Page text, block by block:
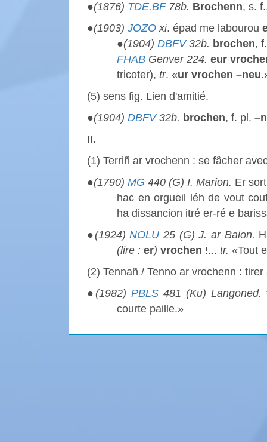
●(1876) TDE.BF78b. Brochenn, s.
●(1903) JOZO xi. épad me labourou
●(1904) DBFV32b. brochen,
FHAB Genver 224. eur
tricoter), tr. «ur vrochen –neu
(5) sens fig. Lien d'amitié.
●(1904) DBFV32b. brochen, f. pl.
II.
(1) Terriñ ar vrochenn : se fâcher
●(1790) MG 440 (G) I. Marion. Er
hac en orgueil léh de vout
ha dissancion itré er-ré e
●(1924)NOLU 25 (G) J. ar Baion.
(lire : er) vrochen !... tr. «Tout
(2) Tennañ / Tenno ar vrochenn :
● (1982) PBLS481 (Ku) Langoned.
courte paille.»